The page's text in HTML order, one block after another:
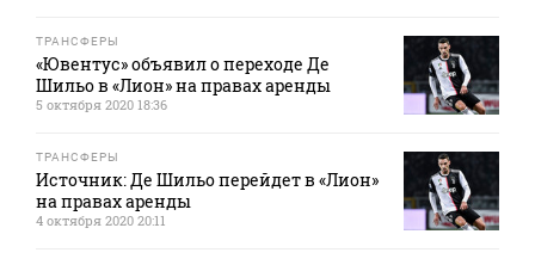
ТРАНСФЕРЫ
«Ювентус» объявил о переходе Де
Шильо в «Лион» на правах аренды
5 октября 2020 18:36
ТРАНСФЕРЫ
Источник: Де Шильо перейдет в «Лион»
на правах аренды
4 октября 2020 20:11